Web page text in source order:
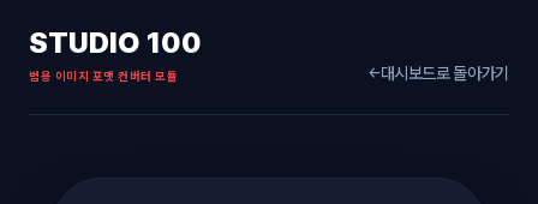
STUDIO 100
범용 이미지 포맷 컨버터 모듈 ←대시보드로 돌아가기